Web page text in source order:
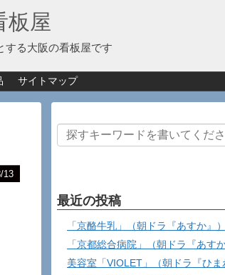
板屋
する大阪の看板屋です
サイトマップ
13
最近の投稿
「京酪牛乳」（朝ドラ『あすか』）
「京都総合病院」（朝ドラ『あすか
美容室「VIOLET」（朝ドラ『ひま